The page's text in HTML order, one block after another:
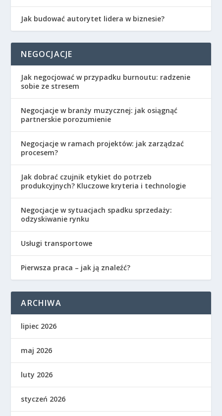
Jak budować autorytet lidera w biznesie?
NEGOCJACJE
Jak negocjować w przypadku burnoutu: radzenie
sobie ze stresem
Negocjacje w branży muzycznej: jak osiągnąć
partnerskie porozumienie
Negocjacje w ramach projektów: jak zarządzać
procesem?
Jak dobrać czujnik etykiet do potrzeb
produkcyjnych? Kluczowe kryteria i technologie
Negocjacje w sytuacjach spadku sprzedaży:
odzyskiwanie rynku
Usługi transportowe
Pierwsza praca – jak ją znaleźć?
ARCHIWA
lipiec 2026
maj 2026
luty 2026
styczeń 2026